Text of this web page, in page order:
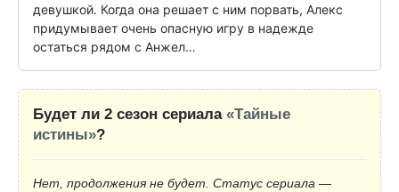
девушкой. Когда она решает с ним порвать, Алекс
придумывает очень опасную игру в надежде
остаться рядом с Анжел…
Будет ли 2 сезон сериала «Тайные
истины»?
Нет, продолжения не будет. Статус сериала —